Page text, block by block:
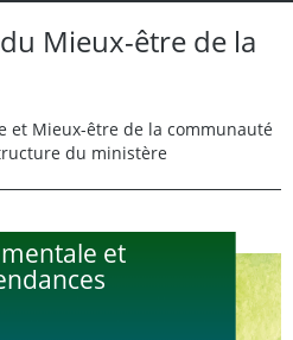
Mieux-être de la
et Mieux-être de la communauté
du ministère
et